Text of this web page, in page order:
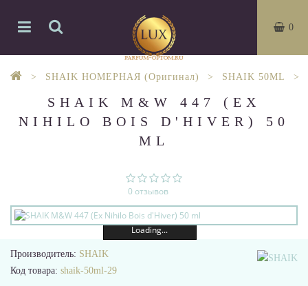
0
SHAIK НОМЕРНАЯ (Оригинал) SHAIK 50ML
SHAIK M&W 447 (EX
NIHILO BOIS D'HIVER) 50
ML
0 отзывов
Loading...
Производитель: SHAIK
Код товара: shaik-50ml-29